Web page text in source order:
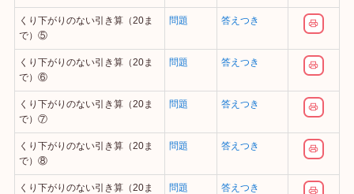
くり下がりのない引き算（20ま
で）⑤
問題 答えつき
くり下がりのない引き算（20ま
で）⑥
問題 答えつき
くり下がりのない引き算（20ま
で）⑦
問題 答えつき
くり下がりのない引き算（20ま
で）⑧
問題 答えつき
くり下がりのない引き算（20ま
問題 答えつき